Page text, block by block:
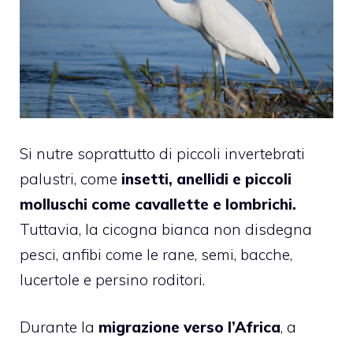
Si nutre soprattutto di piccoli invertebrati
palustri, come insetti, anellidi e piccoli
molluschi come cavallette e lombrichi.
Tuttavia, la cicogna bianca non disdegna
pesci, anfibi come le rane, semi, bacche,
lucertole e persino roditori.
Durante la migrazione verso l’Africa, a